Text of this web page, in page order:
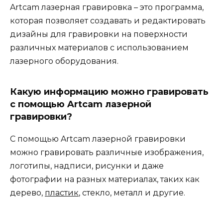
Artcam лазерная гравировка – это программа,
которая позволяет создавать и редактировать
дизайны для гравировки на поверхности
различных материалов с использованием
лазерного оборудования.
Какую информацию можно гравировать
с помощью Artcam лазерной
гравировки?
С помощью Artcam лазерной гравировки
можно гравировать различные изображения,
логотипы, надписи, рисунки и даже
фотографии на разных материалах, таких как
дерево, пластик, стекло, металл и другие.